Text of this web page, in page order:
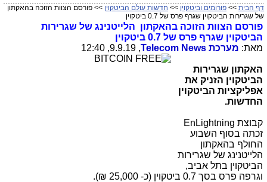
דף הבית >> פורומים וביטקוין >> חדשות עולם הביטקוין >> פורסם הצוות הזוכה בהאקתון
של שגרירות הביטקוין שגרף פרס של 0.7 ביטקוין
פורסם הצוות הזוכה בהאקתון הלייטנינג של שגרירות
הביטקוין שגרף פרס של 0.7 ביטקוין
מאת: מערכת Telecom News
, 9.9.19, 12:40
האקתון שגרירות
הביטקוין הזניק את
אפליקציות הביטקוין
החדשות.
קבוצת EnLightning
זכתה בסוף השבוע
החולף בהאקתון
הלייטנינג של שגרירות
הביטקוין בתל אביב,
וגרפה פרס בסך 0.7 ביטקוין (כ- 25,000 ₪).